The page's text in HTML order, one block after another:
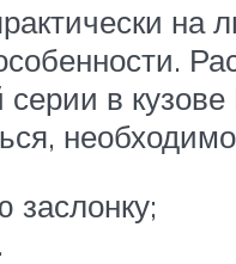
в
заслонку;